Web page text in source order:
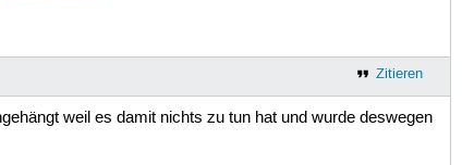
Zitieren
weil es damit nichts zu tun hat und wurde deswegen